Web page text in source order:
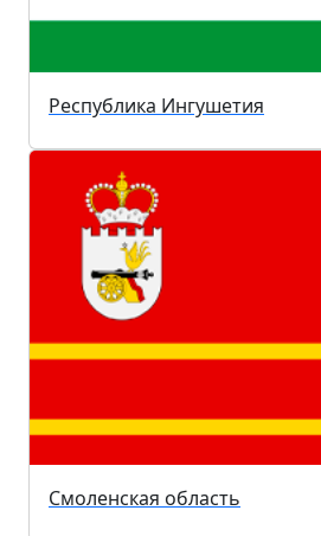
Республика Ингушетия
Смоленская область